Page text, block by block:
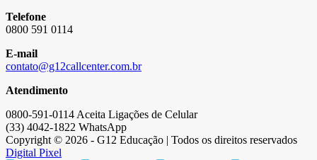
Telefone
0800 591 0114
E-mail
contato@g12callcenter.com.br
Atendimento
0800-591-0114 Aceita Ligações de Celular
(33) 4042-1822 WhatsApp
Copyright © 2026 - G12 Educação | Todos os direitos reservados
Digital Pixel